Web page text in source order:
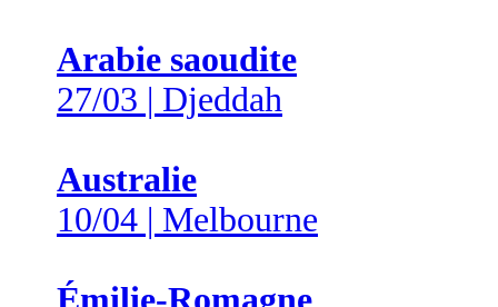
Arabie saoudite
27/03 | Djeddah
Australie
10/04 | Melbourne